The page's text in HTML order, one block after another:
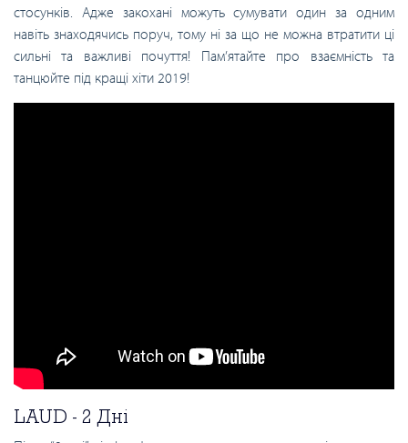
стосунків. Адже закохані можуть сумувати один за одним
навіть знаходячись поруч, тому ні за що не можна втратити ці
сильні та важливі почуття! Пам’ятайте про взаємність та
танцюйте під кращі хіти 2019!
LAUD - 2 Дні